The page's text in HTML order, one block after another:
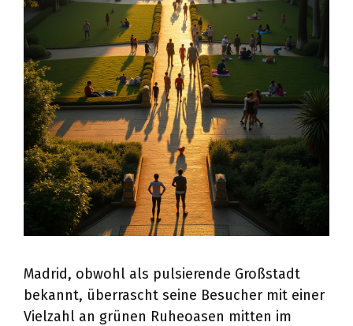
Madrid, obwohl als pulsierende Großstadt
bekannt, überrascht seine Besucher mit einer
Vielzahl an grünen Ruheoasen mitten im